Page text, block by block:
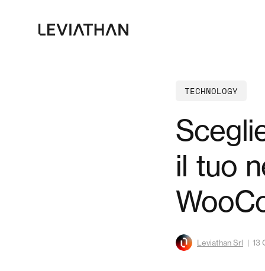
TECHNOLOGY
il tuo
Leviathan Srl 13